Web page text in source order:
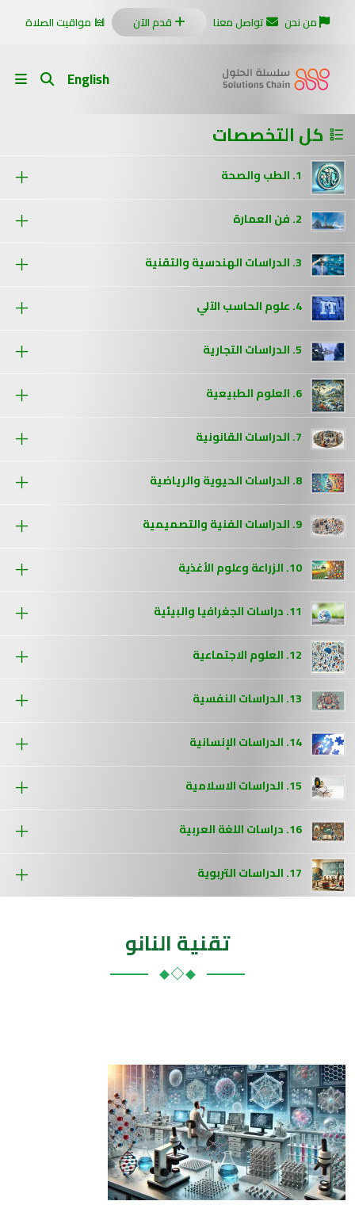
من نحن تواصل معنا قدم الآن مواقيت الصلاة
English
كل التخصصات
1. الطب والصحة
2. فن العمارة
3. الدراسات الهندسية والتقنية
4. علوم الحاسب الآلي
5. الدراسات التجارية
6. العلوم الطبيعية
7. الدراسات القانونية
8. الدراسات الحيوية والرياضية
9. الدراسات الفنية والتصميمية
10. الزراعة وعلوم الأغذية
11. دراسات الجغرافيا والبيئية
12. العلوم الاجتماعية
13. الدراسات النفسية
14. الدراسات الإنسانية
15. الدراسات الاسلامية
16. دراسات اللغة العربية
17. الدراسات التربوية
تقنية النانو